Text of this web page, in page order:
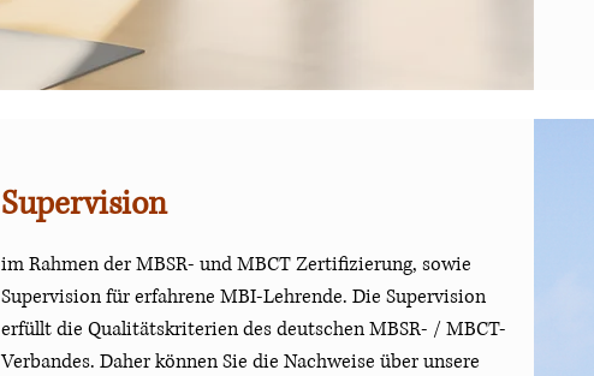
Supervision
im Rahmen der MBSR- und MBCT Zertifizierung, sowie
Supervision für erfahrene MBI-Lehrende. Die Supervision
erfüllt die Qualitätskriterien des deutschen MBSR- / MBCT-
Verbandes. Daher können Sie die Nachweise über unsere